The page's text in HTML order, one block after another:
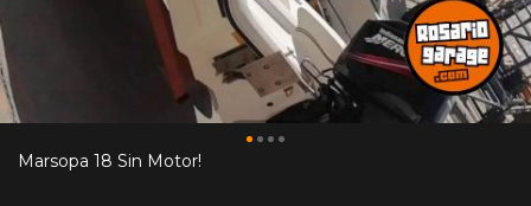
Marsopa 18 Sin Motor!